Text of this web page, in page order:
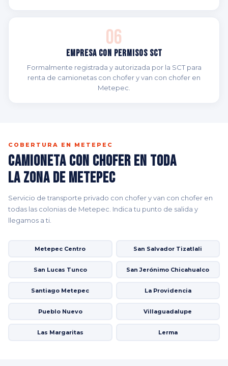
06
Empresa con Permisos SCT
Formalmente registrada y autorizada por la SCT para
renta de camionetas con chofer y van con chofer en
Metepec.
COBERTURA EN METEPEC
Camioneta con Chofer en Toda
la Zona de Metepec
Servicio de transporte privado con chofer y van con chofer en
todas las colonias de Metepec. Indica tu punto de salida y
llegamos a ti.
Metepec Centro San Salvador Tizatlali
San Lucas Tunco San Jerónimo Chicahualco
Santiago Metepec La Providencia
Pueblo Nuevo Villaguadalupe
Las Margaritas Lerma